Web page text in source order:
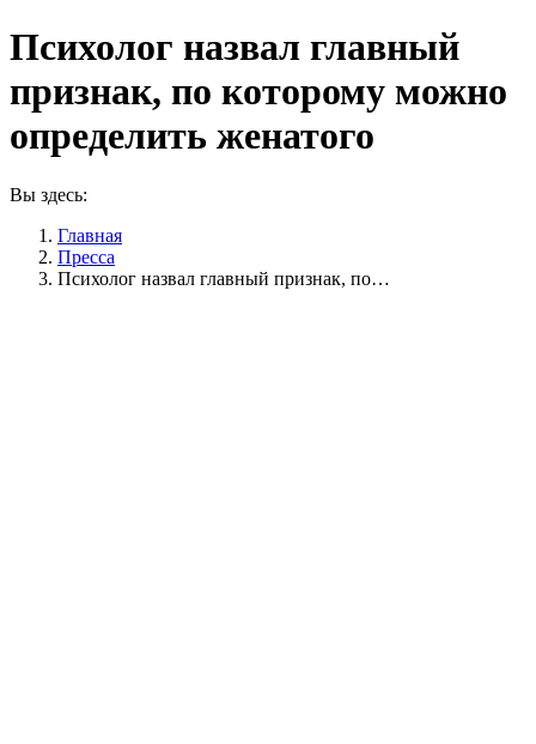
Психолог назвал главный
признак, по которому можно
определить женатого
Вы здесь:
Главная
Пресса
Психолог назвал главный признак, по…